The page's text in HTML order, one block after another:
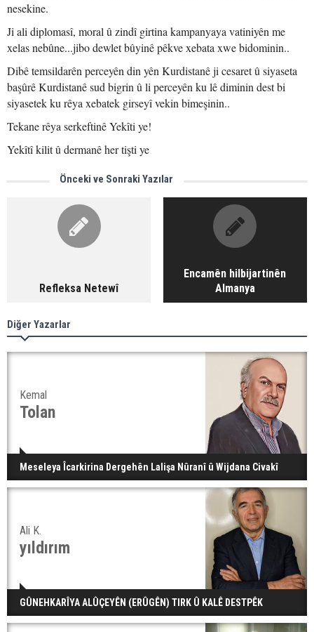
nesekine.
Ji ali diplomasî, moral û zindî girtina kampanyaya vatiniyên me
xelas nebûne...jibo dewlet bûyinê pêkve xebata xwe bidominin..
Dibê temsildarên perceyên din yên Kurdistanê ji cesaret û siyaseta
başûrê Kurdistanê sud bigrin û li perceyên ku lê diminin dest bi
siyasetek ku rêya xebatek girseyî vekin bimeşinin..
Tekane rêya serkeftinê Yekîti ye!
Yekîtî kilit û dermanê her tişti ye
Önceki ve Sonraki Yazılar
Refleksa Netewî
Encamên hilbijartinên
Almanya
Diğer Yazarlar
Kemal
Tolan
Meseleya Îcarkirina Dergehên Lalişa Nûranî û Wijdana Civakî
Ali K.
yıldırım
GÛNEHKARÎYA ALÛÇEYÊN (ERÛGÊN) TIRK Û KALÊ DESTPÊK